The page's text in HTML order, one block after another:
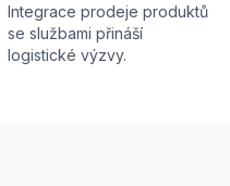
Integrace prodeje produktů
se službami přináší
logistické výzvy.